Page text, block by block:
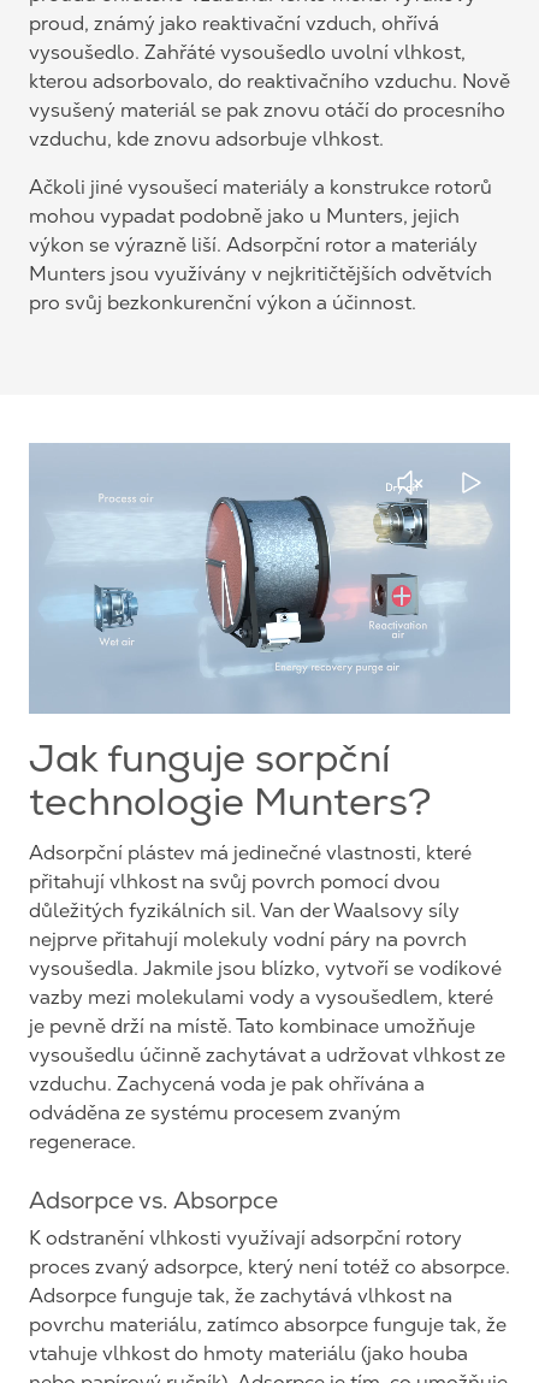
proud, známý jako reaktivační vzduch, ohřívá
vysoušedlo. Zahřáté vysoušedlo uvolní vlhkost,
kterou adsorbovalo, do reaktivačního vzduchu. Nově
vysušený materiál se pak znovu otáčí do procesního
vzduchu, kde znovu adsorbuje vlhkost.
Ačkoli jiné vysoušecí materiály a konstrukce rotorů
mohou vypadat podobně jako u Munters, jejich
výkon se výrazně liší. Adsorpční rotor a materiály
Munters jsou využívány v nejkritičtějších odvětvích
pro svůj bezkonkurenční výkon a účinnost.
Jak funguje sorpční
technologie Munters?
Adsorpční plástev má jedinečné vlastnosti, které
přitahují vlhkost na svůj povrch pomocí dvou
důležitých fyzikálních sil. Van der Waalsovy síly
nejprve přitahují molekuly vodní páry na povrch
vysoušedla. Jakmile jsou blízko, vytvoří se vodíkové
vazby mezi molekulami vody a vysoušedlem, které
je pevně drží na místě. Tato kombinace umožňuje
vysoušedlu účinně zachytávat a udržovat vlhkost ze
vzduchu. Zachycená voda je pak ohřívána a
odváděna ze systému procesem zvaným
regenerace.
Adsorpce vs. Absorpce
K odstranění vlhkosti využívají adsorpční rotory
proces zvaný adsorpce, který není totéž co absorpce.
Adsorpce funguje tak, že zachytává vlhkost na
povrchu materiálu, zatímco absorpce funguje tak, že
vtahuje vlhkost do hmoty materiálu (jako houba